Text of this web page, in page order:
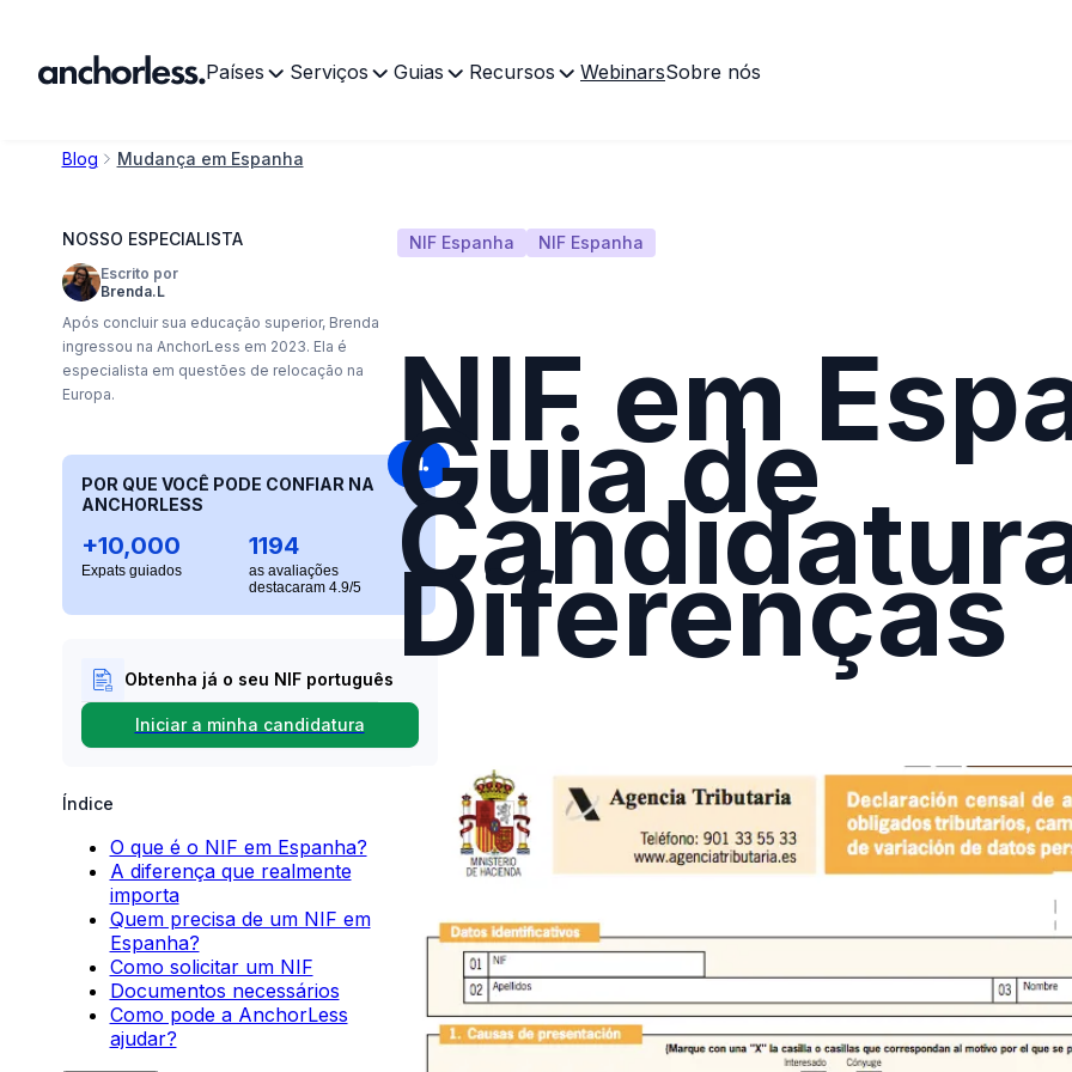
Países Serviços Guias Recursos WebinarsSobre nós
Blog Mudança em Espanha
NOSSO ESPECIALISTA
Escrito por
Brenda.L
Após concluir sua educação superior, Brenda
ingressou na AnchorLess em 2023. Ela é
especialista em questões de relocação na
Europa.
POR QUE VOCÊ PODE CONFIAR NA
ANCHORLESS
+10,000
Expats guiados
1194
as avaliações
destacaram 4.9/5
Obtenha já o seu NIF português
Iniciar a minha candidatura
Índice
O que é o NIF em Espanha?
A diferença que realmente
importa
Quem precisa de um NIF em
Espanha?
Como solicitar um NIF
Documentos necessários
Como pode a AnchorLess
ajudar?
NIF Espanha NIF Espanha
NIF em
Guia de
Diferenças